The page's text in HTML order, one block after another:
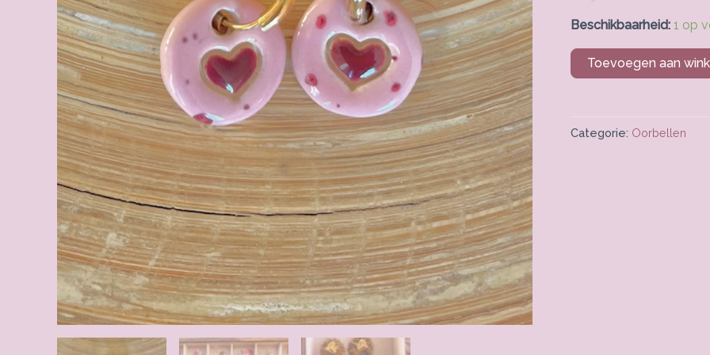
Beschikbaarheid: 1 op
Toevoegen aan
Categorie: Oorbellen